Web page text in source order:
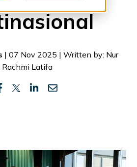
| 07 Nov 2025 | Written by: Nur
Rachmi Latifa